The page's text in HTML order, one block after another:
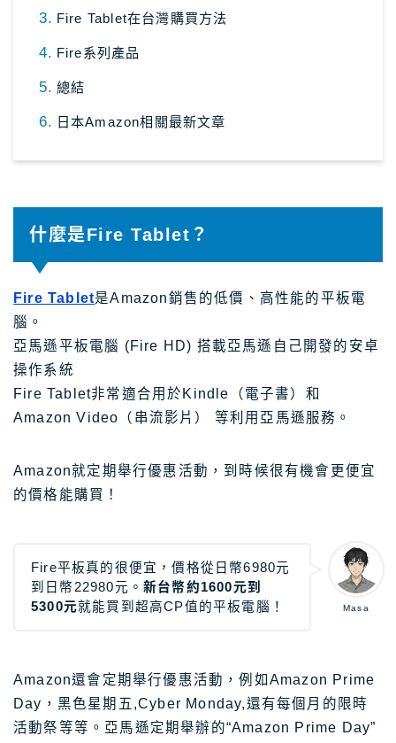
illustAC日本插圖素材網站
21個免費素材網站
8大日本插圖素材網站
關於Masablog
與Masa聯絡
Fire Tablet在台灣購買方法
Fire系列產品
總結
日本Amazon相關最新文章
什麼是Fire Tablet？
Fire Tablet是Amazon銷售的低價、高性能的平板電
腦。
亞馬遜平板電腦 (Fire HD) 搭載亞馬遜自己開發的安卓
操作系統
Fire Tablet非常適合用於Kindle（電子書）和
Amazon Video（串流影片） 等利用亞馬遜服務。
Amazon就定期舉行優惠活動，到時候很有機會更便宜
的價格能購買！
Masa
Fire平板真的很便宜，價格從日幣6980元
到日幣22980元。新台幣約1600元到
5300元就能買到超高CP值的平板電腦！
Amazon還會定期舉行優惠活動，例如Amazon Prime
Day，黑色星期五,Cyber Monday,還有每個月的限時
活動祭等等。亞馬遜定期舉辦的“Amazon Prime Day”